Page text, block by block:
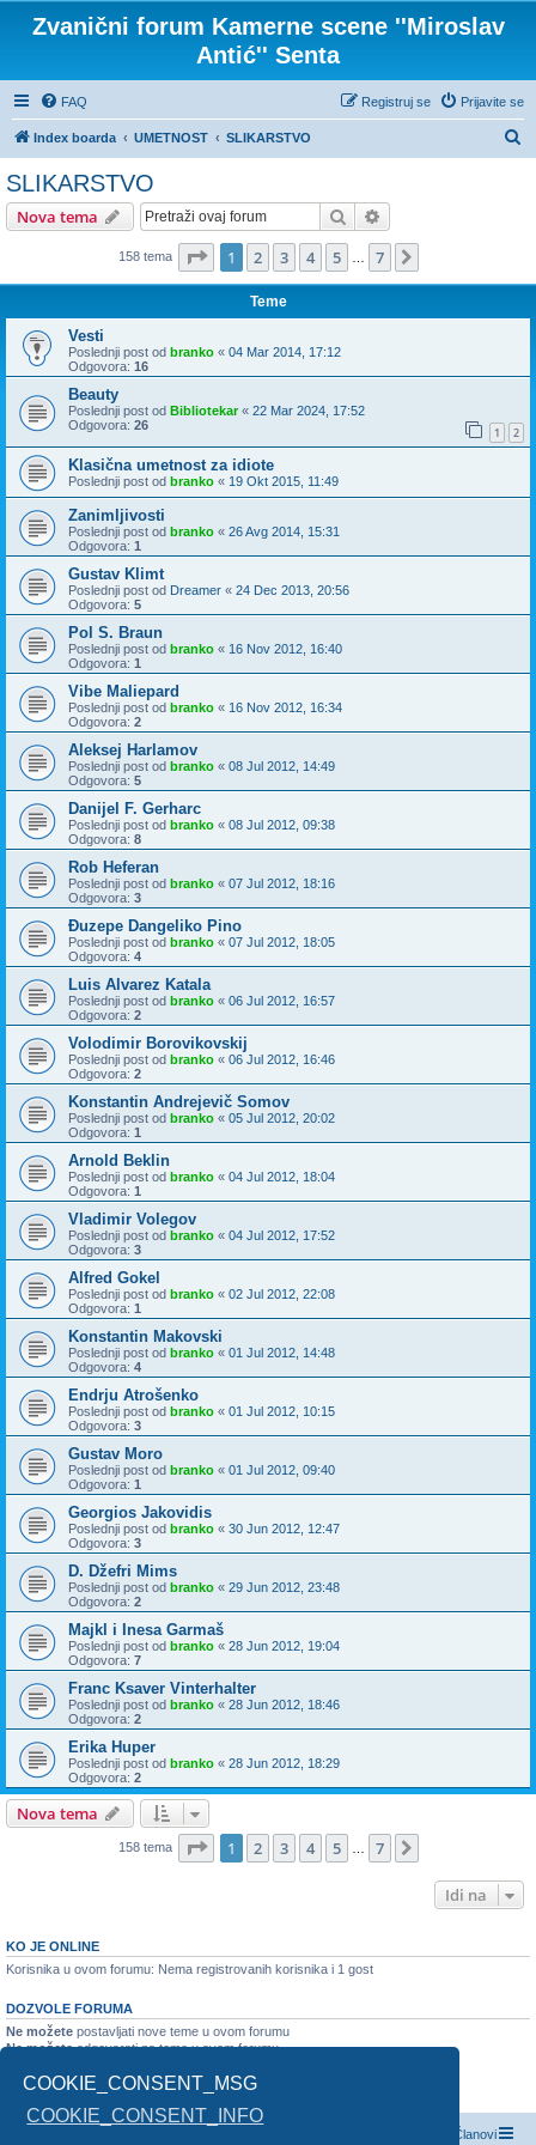
COOKIE_CONSENT_MSG
COOKIE_CONSENT_INFO
Zvanični forum Kamerne scene ''Miroslav
Antić'' Senta
FAQ Prijavite se
Registruj se
Index boarda UMETNOST SLIKARSTVO
SLIKARSTVO
Nova tema Pretraga
158 tema Stranica 1od7
1 2 3 4 5 7
Teme
Vesti
Poslednji post od branko « 04 Mar 2014, 17:12
Odgovora: 16
Beauty
Poslednji post od Bibliotekar« 22 Mar 2024, 17:52
Odgovora: 26 1 2
Klasična umetnost za idiote
Poslednji post od branko « 19 Okt 2015, 11:49
Zanimljivosti
Poslednji post od branko « 26 Avg 2014, 15:31
Odgovora: 1
Gustav Klimt
Poslednji post od Dreamer « 24 Dec 2013, 20:56
Odgovora: 5
Pol S. Braun
Poslednji post od branko « 16 Nov 2012, 16:40
Odgovora: 1
Vibe Maliepard
Poslednji post od branko « 16 Nov 2012, 16:34
Odgovora: 2
Aleksej Harlamov
Poslednji post od branko « 08 Jul 2012, 14:49
Odgovora: 5
Danijel F. Gerharc
Poslednji post od branko « 08 Jul 2012, 09:38
Odgovora: 8
Rob Heferan
Poslednji post od branko « 07 Jul 2012, 18:16
Odgovora: 3
Đuzepe Dangeliko Pino
Poslednji post od branko « 07 Jul 2012, 18:05
Odgovora: 4
Luis Alvarez Katala
Poslednji post od branko « 06 Jul 2012, 16:57
Odgovora: 2
Volodimir Borovikovskij
Poslednji post od branko « 06 Jul 2012, 16:46
Odgovora: 2
Konstantin Andreјevič Somov
Poslednji post od branko « 05 Jul 2012, 20:02
Odgovora: 1
Arnold Beklin
Poslednji post od branko « 04 Jul 2012, 18:04
Odgovora: 1
Vladimir Volegov
Poslednji post od branko « 04 Jul 2012, 17:52
Odgovora: 3
Alfred Gokel
Poslednji post od branko « 02 Jul 2012, 22:08
Odgovora: 1
Konstantin Makovski
Poslednji post od branko « 01 Jul 2012, 14:48
Odgovora: 4
Endrju Atrošenko
Poslednji post od branko « 01 Jul 2012, 10:15
Odgovora: 3
Gustav Moro
Poslednji post od branko « 01 Jul 2012, 09:40
Odgovora: 1
Georgios Jakovidis
Poslednji post od branko « 30 Jun 2012, 12:47
Odgovora: 3
D. Džefri Mims
Poslednji post od branko « 29 Jun 2012, 23:48
Odgovora: 2
Majkl i Inesa Garmaš
Poslednji post od branko « 28 Jun 2012, 19:04
Odgovora: 7
Franc Ksaver Vinterhalter
Poslednji post od branko « 28 Jun 2012, 18:46
Odgovora: 2
Erika Huper
Poslednji post od branko « 28 Jun 2012, 18:29
Odgovora: 2
Nova tema
158 tema Stranica 1od7
1 2 3 4 5 7
Idi na
KO JE ONLINE
Korisnika u ovom forumu: Nema registrovanih korisnika i 1 gost
DOZVOLE FORUMA
Ne možete postavljati nove teme u ovom forumu
Ne možeteodgovarati na teme u ovom forumu
Ne možetebrisati vaše postove u ovom forumu
slati prikačene fajlove u ovom forumu
Članovi